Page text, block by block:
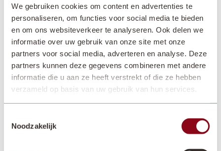
We gebruiken cookies om content en advertenties te
personaliseren, om functies voor social media te bieden
en om ons websiteverkeer te analyseren. Ook delen we
informatie over uw gebruik van onze site met onze
partners voor social media, adverteren en analyse. Deze
partners kunnen deze gegevens combineren met andere
informatie die u aan ze heeft verstrekt of die ze hebben
verzameld op basis van uw gebruik van hun services.
Noodzakelijk
Lees meer
Nieuws